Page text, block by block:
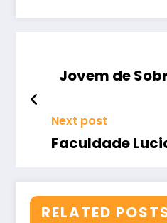
Jovem de
Next post
Faculdade
RELATED